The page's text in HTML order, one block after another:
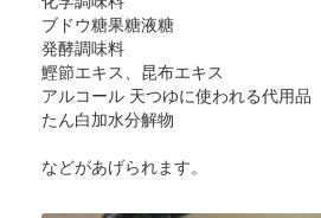
ブドウ糖果糖液糖
発酵調味料
鰹節エキス、昆布エキス
アルコール 天つゆに使われる代用品
たん白加水分解物
などがあげられます。